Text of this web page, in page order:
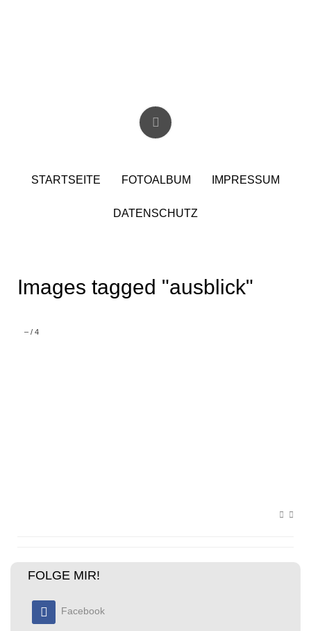
STARTSEITE FOTOALBUM IMPRESSUM
DATENSCHUTZ
Images tagged "ausblick"
– / 4
FOLGE MIR!
Facebook